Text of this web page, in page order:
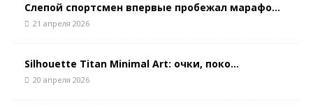
Слепой спортсмен впервые пробежал марафо...
21 апреля 2026
Silhouette Titan Minimal Art: очки, поко...
20 апреля 2026